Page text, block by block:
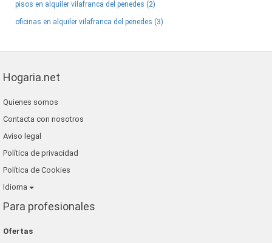
pisos en alquiler vilafranca del penedes (2)
oficinas en alquiler vilafranca del penedes (3)
Hogaria.net
Quienes somos
Contacta con nosotros
Aviso legal
Política de privacidad
Política de Cookies
Idioma
Para profesionales
Ofertas